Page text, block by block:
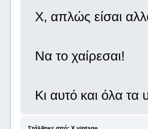
Χ, απλώς είσαι
Να το χαίρεσαι!
Κι αυτό και όλα τα